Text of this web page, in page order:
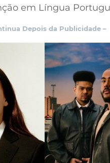
em Língua
Depois da Publicidade –